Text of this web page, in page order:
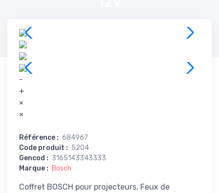
-
+
×
×
Référence : 684967
Code produit : 5204
Gencod : 3165143343333
Marque : Bosch
Coffret BOSCH pour projecteurs, Feux de